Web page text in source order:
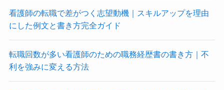
看護師の転職で差がつく志望動機｜スキルアップを理由
にした例文と書き方完全ガイド
転職回数が多い看護師のための職務経歴書の書き方｜不
利を強みに変える方法